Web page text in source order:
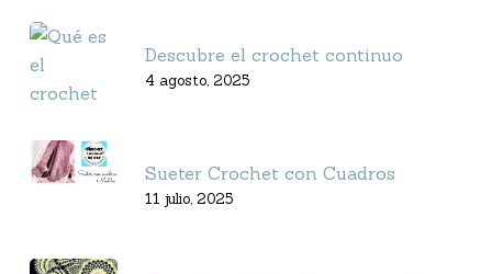
Descubre el crochet continuo
4 agosto, 2025
Sueter Crochet con Cuadros
11 julio, 2025